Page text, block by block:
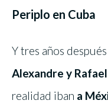
Periplo en Cuba
Y tres años
Alexandre y
realidad iban a